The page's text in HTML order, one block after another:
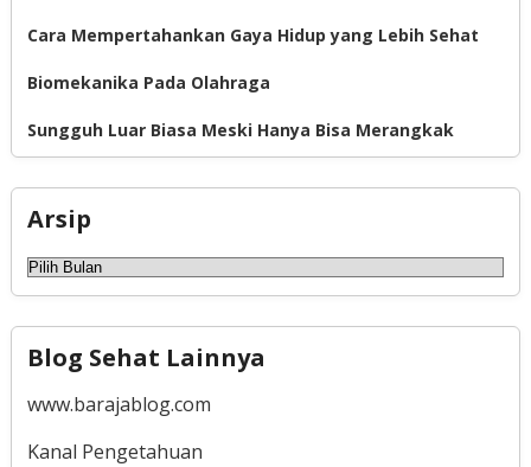
Cara Mempertahankan Gaya Hidup yang Lebih Sehat
Biomekanika Pada Olahraga
Sungguh Luar Biasa Meski Hanya Bisa Merangkak
Arsip
Arsip
Blog Sehat Lainnya
www.barajablog.com
Kanal Pengetahuan